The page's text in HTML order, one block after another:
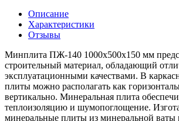
Описание
Характеристики
Отзывы
Минплита ПЖ-140 1000х500х150 мм
строительный материал, обладающий
эксплуатационными качествами. В
плиты можно располагать как
вертикально. Минеральная плита
теплоизоляцию и шумопоглощение.
минеральные плиты из минеральной ваты